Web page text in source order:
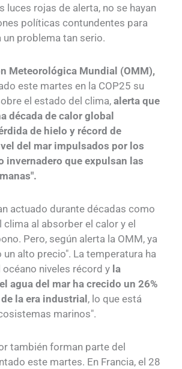
luces rojas de alerta, no se hayan
políticas contundentes para
un problema tan serio.
Meteorológica Mundial (OMM),
este martes en la COP25 su
el estado del clima, alerta que
década de calor global
de hielo y récord de
del mar impulsados por los
invernadero que expulsan las
actuado durante décadas como
clima al absorber el calor y el
Pero, según alerta la OMM, ya
un alto precio". La temperatura ha
océano niveles récord y la
agua del mar ha crecido un 26%
la era industrial, lo que está
marinos".
también forman parte del
este martes. En Francia, el 28